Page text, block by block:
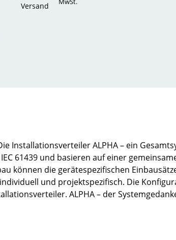
Versand
Installationsverteiler ALPHA – ein
61439 und basieren auf einer
können die gerätespezifischen
und projektspezifisch. Die
ALPHA – der